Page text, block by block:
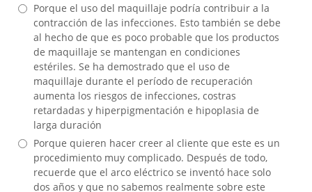
Porque el uso del maquillaje podría contribuir a la
contracción de las infecciones. Esto también se debe
al hecho de que es poco probable que los productos
de maquillaje se mantengan en condiciones
estériles. Se ha demostrado que el uso de
maquillaje durante el período de recuperación
aumenta los riesgos de infecciones, costras
retardadas y hiperpigmentación e hipoplasia de
larga duración
Porque quieren hacer creer al cliente que este es un
procedimiento muy complicado. Después de todo,
recuerde que el arco eléctrico se inventó hace solo
dos años y que no sabemos realmente sobre este